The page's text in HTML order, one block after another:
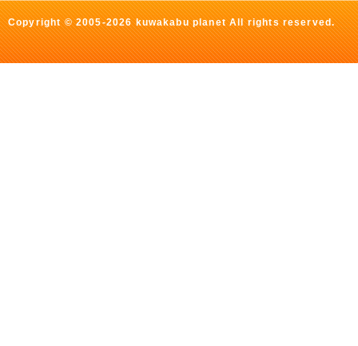
Copyright © 2005-2026 kuwakabu planet All rights reserved.